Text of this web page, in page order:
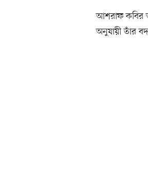
আশরাফ কবির
অনুযায়ী তাঁর